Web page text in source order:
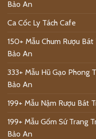
Bảo An
Ca Cốc Ly Tách Cafe
150+ Mẫu Chum Rượu
Bảo An
333+ Mẫu Hũ Gạo Phong
Bảo An
199+ Mẫu Nậm Rượu Bát
199+ Mẫu Gốm Sứ Trang
Bảo An